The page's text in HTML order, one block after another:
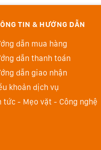
TIN & HƯỚNG DẪN
dẫn mua hàng
dẫn thanh toán
dẫn giao nhận
khoản dịch vụ
tức - Mẹo vặt - Công nghệ